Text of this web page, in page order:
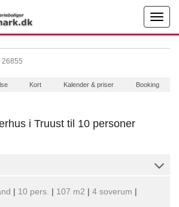
26855
Kort Kalender & priser Booking
i Truust til 10 personer
| 10 pers. | 107 m2 | 4 soverum |